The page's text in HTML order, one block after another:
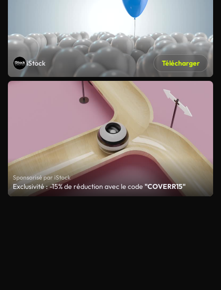
iStock Télécharger
Sponsorisé par iStock
Exclusivité : -15% de réduction avec le code "COVERR15"